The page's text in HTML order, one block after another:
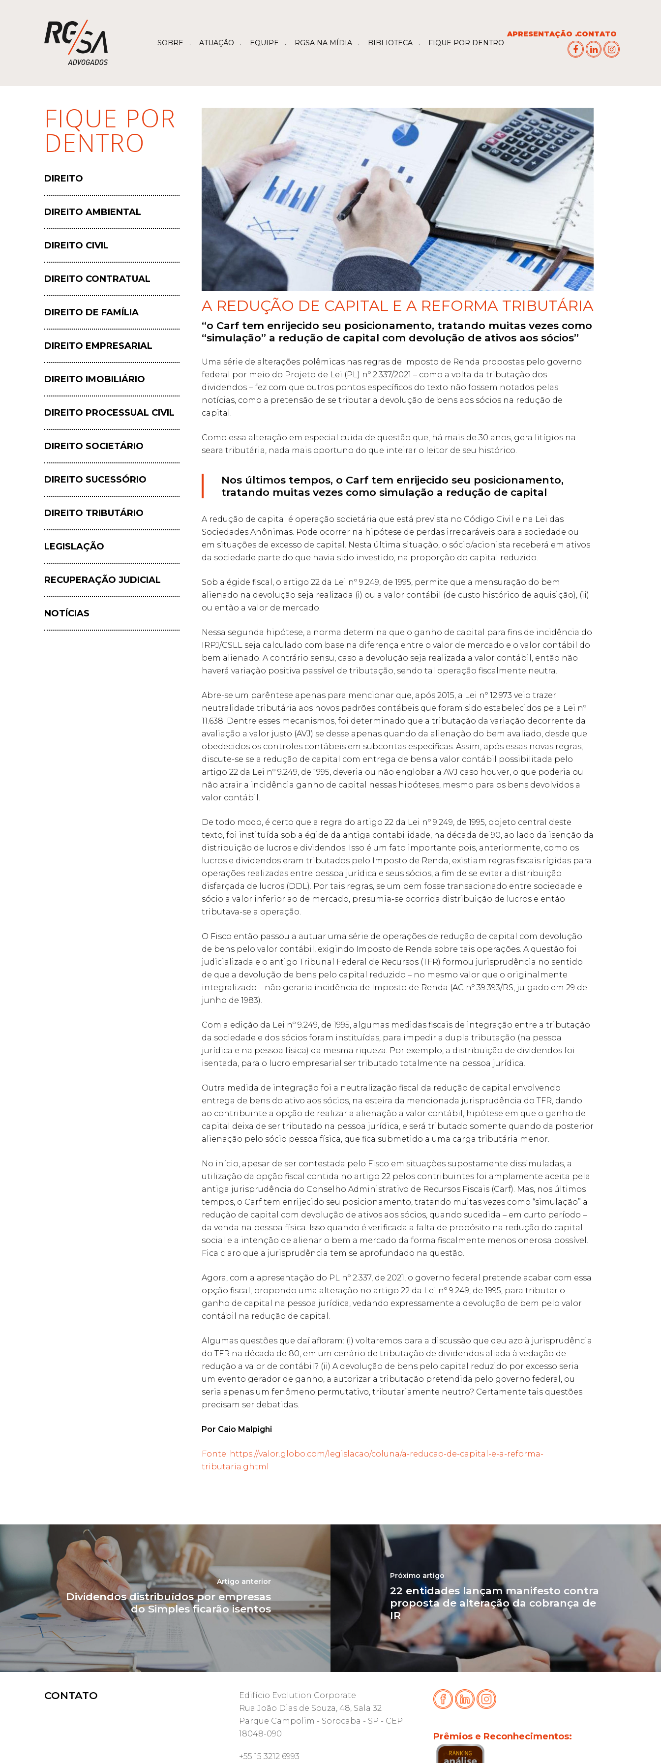
Hit enter to search or ESC to close
SOBRE ATUAÇÃO EQUIPE RGSA NA MÍDIA BIBLIOTECA FIQUE POR DENTRO
APRESENTAÇÃO CONTATO
FIQUE POR
DENTRO
DIREITO
DIREITO AMBIENTAL
DIREITO CIVIL
DIREITO CONTRATUAL
DIREITO DE FAMÍLIA
DIREITO EMPRESARIAL
DIREITO IMOBILIÁRIO
DIREITO PROCESSUAL CIVIL
DIREITO SOCIETÁRIO
DIREITO SUCESSÓRIO
DIREITO TRIBUTÁRIO
LEGISLAÇÃO
RECUPERAÇÃO JUDICIAL
NOTÍCIAS
A REDUÇÃO DE CAPITAL E A REFORMA TRIBUTÁRIA
“o Carf tem enrijecido seu posicionamento, tratando muitas vezes como
“simulação” a redução de capital com devolução de ativos aos sócios”
Uma série de alterações polêmicas nas regras de Imposto de Renda propostas pelo governo
federal por meio do Projeto de Lei (PL) nº 2.337/2021 – como a volta da tributação dos
dividendos – fez com que outros pontos específicos do texto não fossem notados pelas
notícias, como a pretensão de se tributar a devolução de bens aos sócios na redução de
capital.
Como essa alteração em especial cuida de questão que, há mais de 30 anos, gera litígios na
seara tributária, nada mais oportuno do que inteirar o leitor de seu histórico.
Nos últimos tempos, o Carf tem enrijecido seu posicionamento,
tratando muitas vezes como simulação a redução de capital
A redução de capital é operação societária que está prevista no Código Civil e na Lei das
Sociedades Anônimas. Pode ocorrer na hipótese de perdas irreparáveis para a sociedade ou
em situações de excesso de capital. Nesta última situação, o sócio/acionista receberá em ativos
da sociedade parte do que havia sido investido, na proporção do capital reduzido.
Sob a égide fiscal, o artigo 22 da Lei nº 9.249, de 1995, permite que a mensuração do bem
alienado na devolução seja realizada (i) ou a valor contábil (de custo histórico de aquisição), (ii)
ou então a valor de mercado.
Nessa segunda hipótese, a norma determina que o ganho de capital para fins de incidência do
IRPJ/CSLL seja calculado com base na diferença entre o valor de mercado e o valor contábil do
bem alienado. A contrário sensu, caso a devolução seja realizada a valor contábil, então não
haverá variação positiva passível de tributação, sendo tal operação fiscalmente neutra.
Abre-se um parêntese apenas para mencionar que, após 2015, a Lei nº 12.973 veio trazer
neutralidade tributária aos novos padrões contábeis que foram sido estabelecidos pela Lei nº
11.638. Dentre esses mecanismos, foi determinado que a tributação da variação decorrente da
avaliação a valor justo (AVJ) se desse apenas quando da alienação do bem avaliado, desde que
obedecidos os controles contábeis em subcontas específicas. Assim, após essas novas regras,
discute-se se a redução de capital com entrega de bens a valor contábil possibilitada pelo
artigo 22 da Lei nº 9.249, de 1995, deveria ou não englobar a AVJ caso houver, o que poderia ou
não atrair a incidência ganho de capital nessas hipóteses, mesmo para os bens devolvidos a
valor contábil.
De todo modo, é certo que a regra do artigo 22 da Lei nº 9.249, de 1995, objeto central deste
texto, foi instituída sob a égide da antiga contabilidade, na década de 90, ao lado da isenção da
distribuição de lucros e dividendos. Isso é um fato importante pois, anteriormente, como os
lucros e dividendos eram tributados pelo Imposto de Renda, existiam regras fiscais rígidas para
operações realizadas entre pessoa jurídica e seus sócios, a fim de se evitar a distribuição
disfarçada de lucros (DDL). Por tais regras, se um bem fosse transacionado entre sociedade e
sócio a valor inferior ao de mercado, presumia-se ocorrida distribuição de lucros e então
tributava-se a operação.
O Fisco então passou a autuar uma série de operações de redução de capital com devolução
de bens pelo valor contábil, exigindo Imposto de Renda sobre tais operações. A questão foi
judicializada e o antigo Tribunal Federal de Recursos (TFR) formou jurisprudência no sentido
de que a devolução de bens pelo capital reduzido – no mesmo valor que o originalmente
integralizado – não geraria incidência de Imposto de Renda (AC nº 39.393/RS, julgado em 29 de
junho de 1983).
Com a edição da Lei nº 9.249, de 1995, algumas medidas fiscais de integração entre a tributação
da sociedade e dos sócios foram instituídas, para impedir a dupla tributação (na pessoa
jurídica e na pessoa física) da mesma riqueza. Por exemplo, a distribuição de dividendos foi
isentada, para o lucro empresarial ser tributado totalmente na pessoa jurídica.
Outra medida de integração foi a neutralização fiscal da redução de capital envolvendo
entrega de bens do ativo aos sócios, na esteira da mencionada jurisprudência do TFR, dando
ao contribuinte a opção de realizar a alienação a valor contábil, hipótese em que o ganho de
capital deixa de ser tributado na pessoa jurídica, e será tributado somente quando da posterior
alienação pelo sócio pessoa física, que fica submetido a uma carga tributária menor.
No início, apesar de ser contestada pelo Fisco em situações supostamente dissimuladas, a
utilização da opção fiscal contida no artigo 22 pelos contribuintes foi amplamente aceita pela
antiga jurisprudência do Conselho Administrativo de Recursos Fiscais (Carf). Mas, nos últimos
tempos, o Carf tem enrijecido seu posicionamento, tratando muitas vezes como “simulação” a
redução de capital com devolução de ativos aos sócios, quando sucedida – em curto período –
da venda na pessoa física. Isso quando é verificada a falta de propósito na redução do capital
social e a intenção de alienar o bem a mercado da forma fiscalmente menos onerosa possível.
Fica claro que a jurisprudência tem se aprofundado na questão.
Agora, com a apresentação do PL nº 2.337, de 2021, o governo federal pretende acabar com essa
opção fiscal, propondo uma alteração no artigo 22 da Lei nº 9.249, de 1995, para tributar o
ganho de capital na pessoa jurídica, vedando expressamente a devolução de bem pelo valor
contábil na redução de capital.
Algumas questões que daí afloram: (i) voltaremos para a discussão que deu azo à jurisprudência
do TFR na década de 80, em um cenário de tributação de dividendos aliada à vedação de
redução a valor de contábil? (ii) A devolução de bens pelo capital reduzido por excesso seria
um evento gerador de ganho, a autorizar a tributação pretendida pelo governo federal, ou
seria apenas um fenômeno permutativo, tributariamente neutro? Certamente tais questões
precisam ser debatidas.
Por Caio Malpighi
Fonte: https://valor.globo.com/legislacao/coluna/a-reducao-de-capital-e-a-reforma-
tributaria.ghtml
Artigo anterior
Dividendos distribuídos por empresas
do Simples ficarão isentos
Próximo artigo
22 entidades lançam manifesto contra
proposta de alteração da cobrança de
IR
CONTATO
Edifício Evolution Corporate
Rua João Dias de Souza, 48, Sala 32
Parque Campolim - Sorocaba - SP - CEP
18048-090
+55 15 3212 6993
Prêmios e Reconhecimentos: